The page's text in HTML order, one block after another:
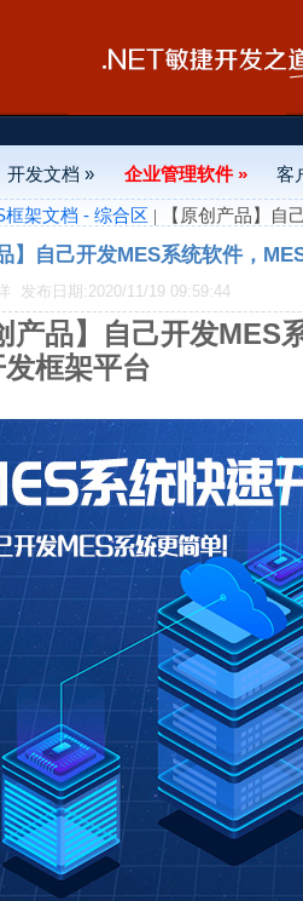
开发文档 » 企业管理软件 »
客
框架文档 - 综合区 | 【原创产品】自
】自己开发MES系统软件，
发布日期:2020/11/19 09:59:44
产品】自己开发
框架平台